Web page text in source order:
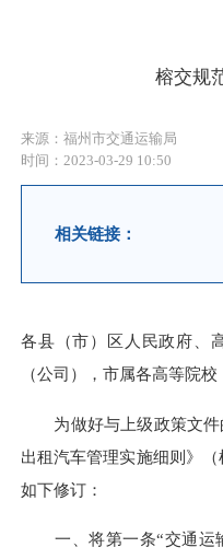
榕交规
来源：福州市交通运输局
时间：2023-03-29 10:50
相关链接：
各县（市）区人民政府、
（公司），市属各高等院
为做好与上级政策文件
出租汽车管理实施细则》
如下修订：
一、将第一条“交通运